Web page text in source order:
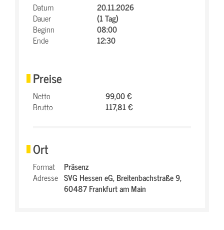
Datum
20.11.2026
Dauer
(1 Tag)
Beginn
08:00
Ende
12:30
Preise
Netto
99,00 €
Brutto
117,81 €
Ort
Format
Präsenz
Adresse SVG Hessen eG,Breitenbachstraße 9,
60487 Frankfurt am Main